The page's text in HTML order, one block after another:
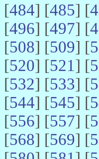
[484] [485] [
[496] [497] [
[508] [509] [
[520] [521] [
[532] [533] [
[544] [545] [
[556] [557] [
[568] [569] [